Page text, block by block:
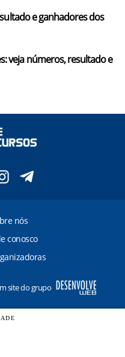
e ganhadores dos
veja números, resultado e
nós
conosco
site do grupo